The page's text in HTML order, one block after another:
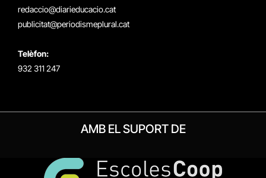
redaccio@diarieducacio.cat
publicitat@periodismeplural.cat
Telèfon:
932 311 247
AMB EL SUPORT DE